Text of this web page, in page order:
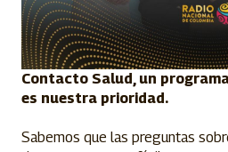
Contacto Salud, un
es nuestra prioridad.
Sabemos que las preguntas